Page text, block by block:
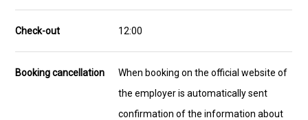
Check-out 12:00
Booking cancellation
When booking on the official website of
the employer is automatically sent
confirmation of the information about